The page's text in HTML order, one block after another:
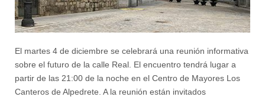
El martes 4 de diciembre se celebrará una reunión informativa
sobre el futuro de la calle Real. El encuentro tendrá lugar a
partir de las 21:00 de la noche en el Centro de Mayores Los
Canteros de Alpedrete. A la reunión están invitados